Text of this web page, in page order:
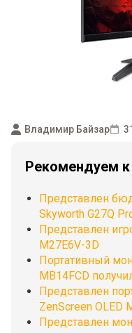
Владимир Байзар
Рекомендуем
Представлен
Skyworth G27Q
Представлен
M27E6V-3D
Портативный
MB14FCD
Представлен
ZenScreen OLED
Представлен